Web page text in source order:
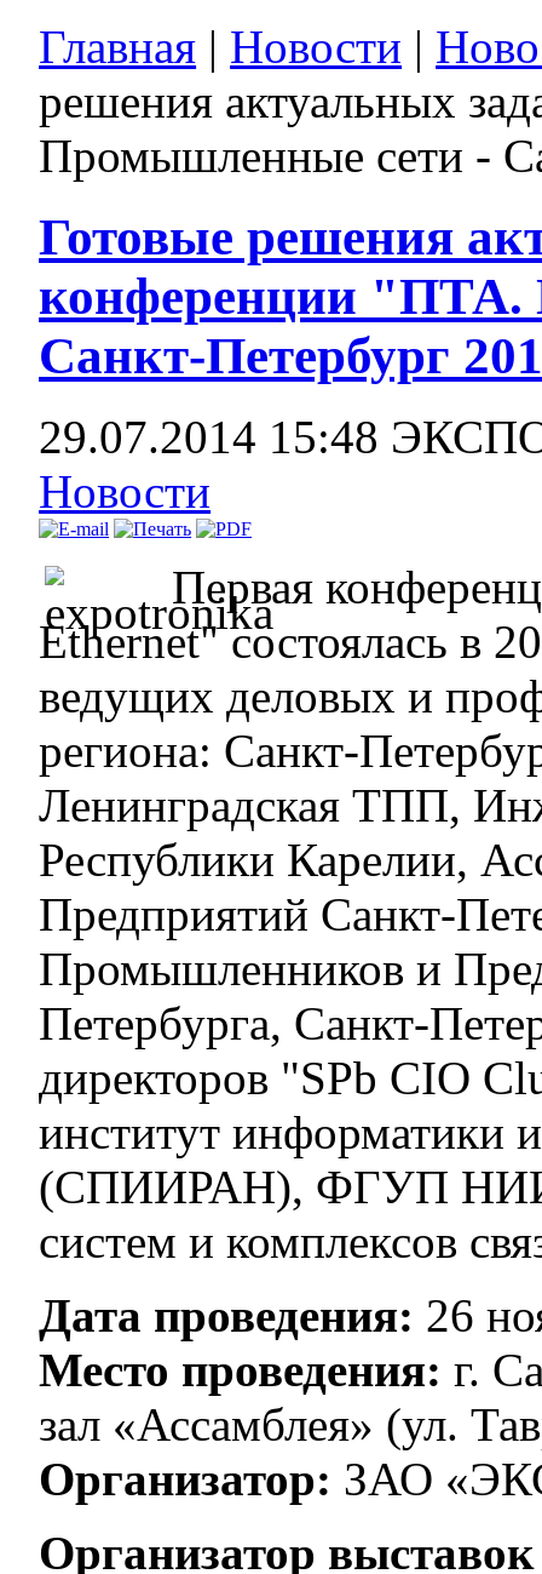
Главная | Новости |
решения актуальных
Промышленные сети -
Готовые решения
конференции "ПТА.
Санкт-Петербург
29.07.2014 15:48
Новости
Первая
Ethernet" состоялась в
ведущих деловых и
региона: Санкт-
Ленинградская ТПП,
Республики Карелии,
Предприятий Санкт-
Промышленников и
Петербурга, Санкт-
директоров "SPb CIO
институт информатики
(СПИИРАН), ФГУП НИИ
систем и комплексов
Дата проведения: 26
Место проведения: г.
зал «Ассамблея» (ул.
Организатор: ЗАО
Организатор